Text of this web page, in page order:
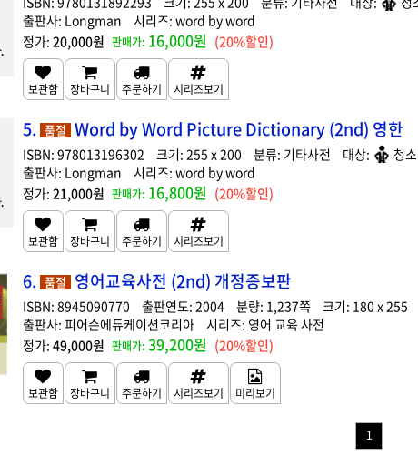
Longman
word by word
20,000원
16,000원 (20%할인)
5. 품절 Word by Word Picture Dictionary (2nd) 영한
978013196302 255 x 200 기타사전 청
Longman
word by word
21,000원
16,800원 (20%할인)
6. 품절 영어교육사전 (2nd) 개정증보판
8945090770 2004 1,237 180 x 255
피어슨에듀케이션코리아
영어 교육 사전
49,000원
39,200원 (20%할인)
1